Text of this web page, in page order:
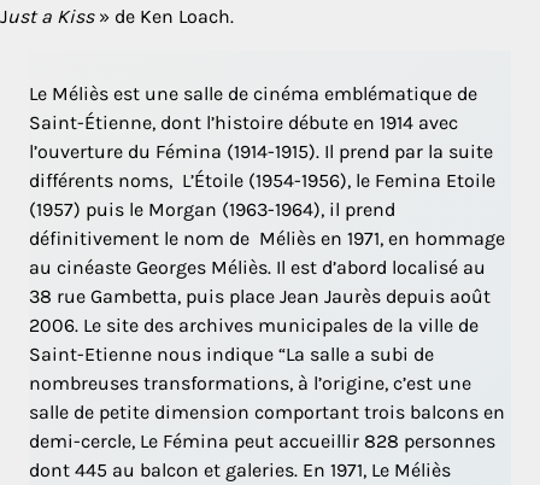
Just a Kiss» de Ken Loach.
Le Méliès est une salle de cinéma emblématique de
Saint-Étienne, dont l’histoire débute en 1914 avec
l’ouverture du Fémina (1914-1915). Il prend par la suite
différents noms, L’Étoile (1954-1956), le Femina Etoile
(1957) puis le Morgan (1963-1964), il prend
définitivement le nom de Méliès en 1971, en hommage
au cinéaste Georges Méliès. Il est d’abord localisé au
38 rue Gambetta, puis place Jean Jaurès depuis août
2006. Le site des archives municipales de la ville de
Saint-Etienne nous indique “La salle a subi de
nombreuses transformations, à l’origine, c’est une
salle de petite dimension comportant trois balcons en
demi-cercle, Le Fémina peut accueillir 828 personnes
dont 445 au balcon et galeries. En 1971, Le Méliès